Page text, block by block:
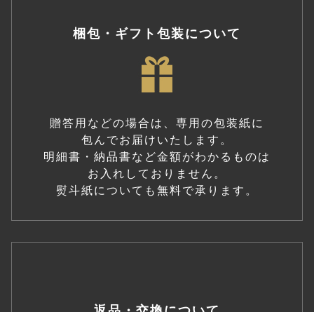
梱包・ギフト包装について
贈答用などの場合は、専用の包装紙に
包んでお届けいたします。
明細書・納品書など金額がわかるものは
お入れしておりません。
熨斗紙についても無料で承ります。